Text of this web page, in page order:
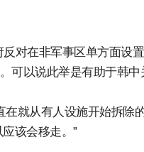
对在非军事区单方面设
可以说此举是有助于韩中
就从有人设施开始拆除
该会移走。”